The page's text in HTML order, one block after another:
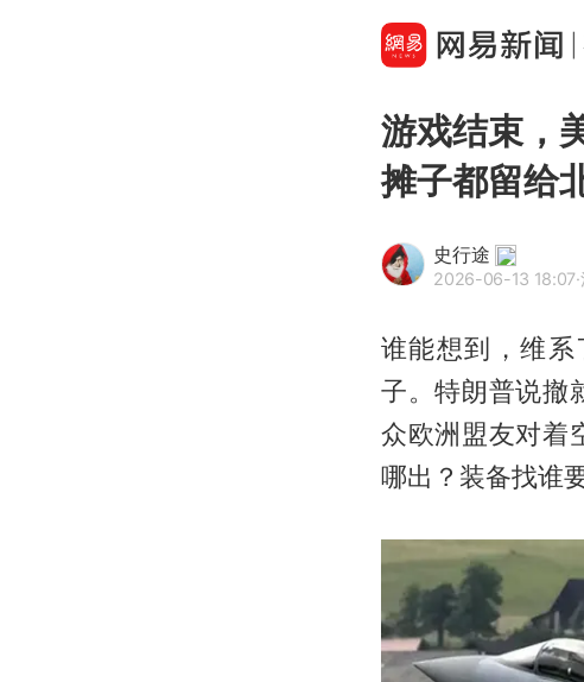
游戏结束，
摊子都留给
史行途
2026-06-13 18:07
谁能想到，维
子。特朗普说撤
众欧洲盟友对着
哪出？装备找谁